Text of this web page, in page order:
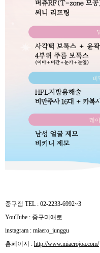
중구점 TEL : 02-2233-6992~3
YouTube : 중구미애로
instagram : miaero_junggu
홈페이지 : http://www.miaerojoa.com/